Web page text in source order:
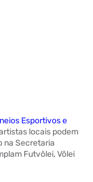
Esportivos e
locais podem
na Secretaria
Futvôlei, Vôlei